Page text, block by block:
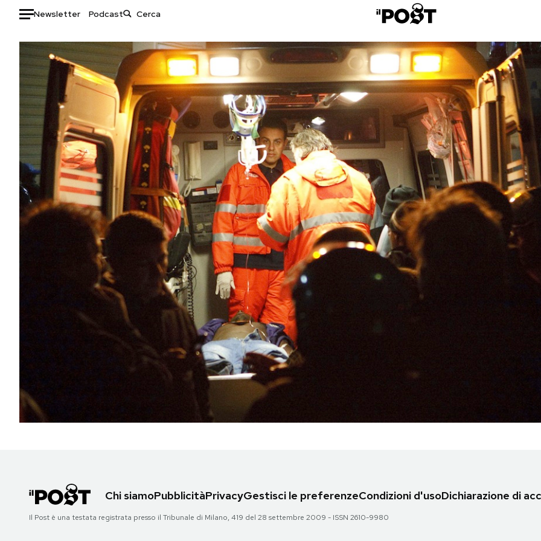
Newsletter Podcast
Auto
HOME
Italia
Mondo
Politica
Tecnologia
Internet
Scienza
Cultura
Economia
Moda
Libri
Consumismi
Storie/Idee
Ok Boomer!
Media
Europa
Altrecose
Mondiali calcio 2026
NEWSLETTER
AREA PERSONALE
Area Personale
Chi siamoPubblicitàPrivacyGestisci le preferenzeCondizioni d'usoDichiarazione di
Il Post è una testata registrata presso il Tribunale di Milano, 419 del 28 settembre 2009 - ISSN 2610-9980